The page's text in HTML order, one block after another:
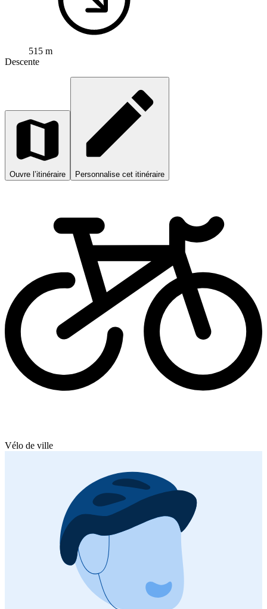
515 m
Descente
Ouvre l’itinéraire Personnalise cet itinéraire
Vélo de ville